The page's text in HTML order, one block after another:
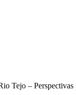
Tejo –